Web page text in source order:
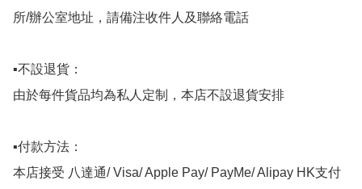
所/辦公室地址，請備注收件人及聯絡電話
▪️不設退貨：
由於每件貨品均為私人定制，本店不設退貨安排
▪️付款方法：
本店接受 八達通/ Visa/ Apple Pay/ PayMe/ Alipay HK支付